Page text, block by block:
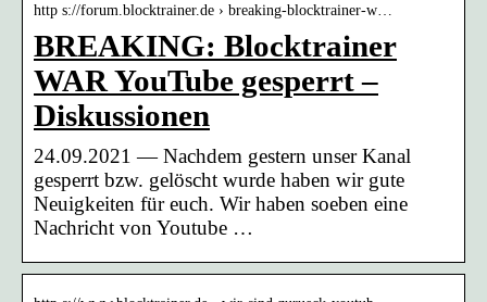
http s://forum.blocktrainer.de › breaking-blocktrainer-w…
BREAKING: Blocktrainer
WAR YouTube gesperrt –
Diskussionen
24.09.2021 — Nachdem gestern unser Kanal
gesperrt bzw. gelöscht wurde haben wir gute
Neuigkeiten für euch. Wir haben soeben eine
Nachricht von Youtube …